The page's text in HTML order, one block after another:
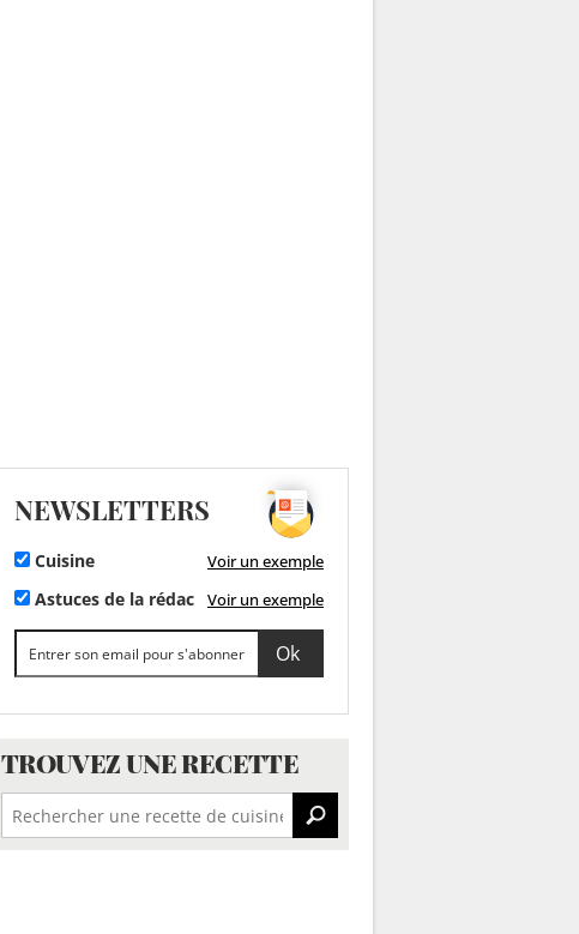
NEWSLETTERS
Cuisine Voir un exemple
Astuces de la rédac Voir un exemple
TROUVEZ UNE RECETTE